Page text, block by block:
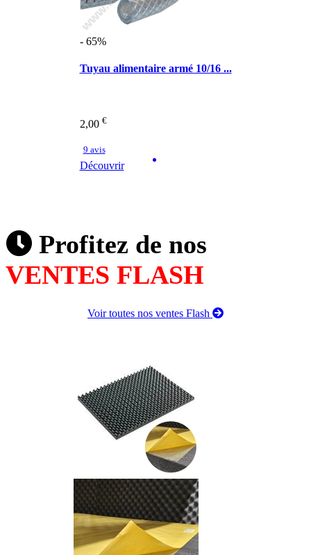
- 65%
Tuyau alimentaire armé 10/16 ...
2,00 €
9 avis
Découvrir
Profitez de nos
VENTES FLASH
Voir toutes nos ventes Flash